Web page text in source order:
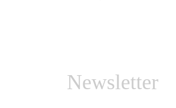
Newsletter